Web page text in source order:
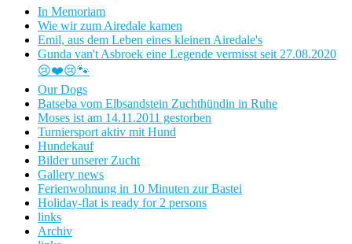
In Memoriam
Wie wir zum Airedale kamen
Emil, aus dem Leben eines kleinen Airedale's
Gunda van't Asbroek eine Legende vermisst seit 27.08.2020
😢❤️😢🐾
Our Dogs
Batseba vom Elbsandstein Zuchthündin in Ruhe
Moses ist am 14.11.2011 gestorben
Turniersport aktiv mit Hund
Hundekauf
Bilder unserer Zucht
Gallery news
Ferienwohnung in 10 Minuten zur Bastei
Holiday-flat is ready for 2 persons
links
Archiv